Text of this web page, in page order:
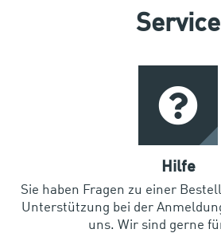
Service
Hilfe
Sie haben Fragen zu einer
Unterstützung bei der
uns. Wir sind gerne